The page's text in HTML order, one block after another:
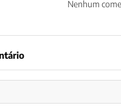
Nenhum